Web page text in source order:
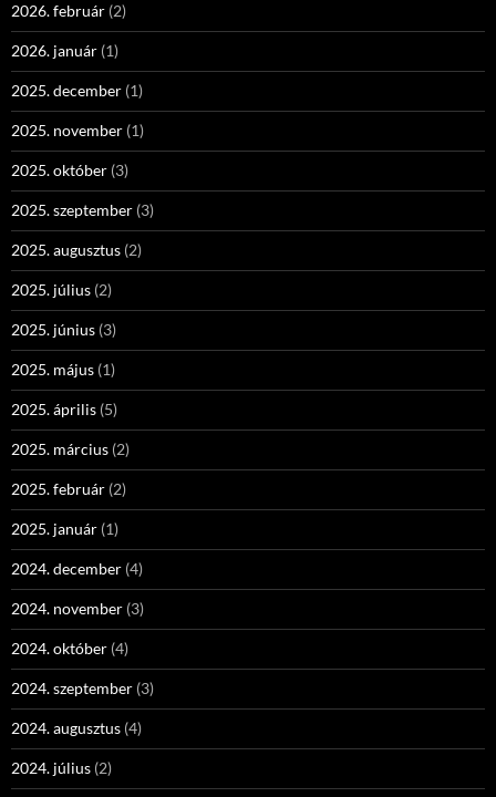
2026. február (2)
2026. január (1)
2025. december (1)
2025. november (1)
2025. október (3)
2025. szeptember (3)
2025. augusztus (2)
2025. július (2)
2025. június (3)
2025. május (1)
2025. április (5)
2025. március (2)
2025. február (2)
2025. január (1)
2024. december (4)
2024. november (3)
2024. október (4)
2024. szeptember (3)
2024. augusztus (4)
2024. július (2)